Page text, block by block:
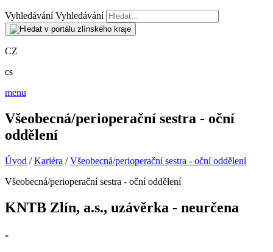
Vyhledávání Vyhledávání
CZ
cs
menu
Všeobecná/perioperační sestra - oční
oddělení
Úvod /Kariéra /Všeobecná/perioperační sestra - oční oddělení
Všeobecná/perioperační sestra - oční oddělení
KNTB Zlín, a.s., uzávěrka - neurčena
-